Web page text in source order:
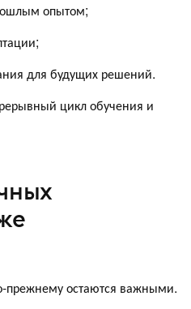
опытом;
для будущих решений.
цикл обучения и
прежнему остаются важными.